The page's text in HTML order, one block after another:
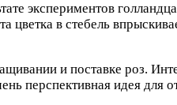
экспериментов
в стебель
и поставке роз.
перспективная идея для